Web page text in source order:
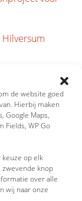
de website goed
Hierbij maken
Google Maps,
Fields, WP Go
op elk
knop
over alle
wij naar onze
Hilversum
Liv inn
inn: ‘Hier wil je
Liv inn (o.a.